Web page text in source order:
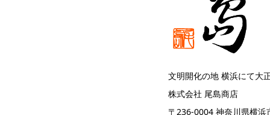
文明開化の地 横浜にて大
株式会社 尾島商店
〒236-0004 神奈川県横